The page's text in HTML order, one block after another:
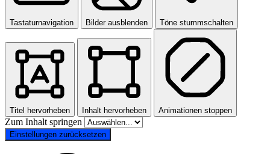
Tastaturnavigation Bilder ausblenden Töne stummschalten
Titel hervorheben Inhalt hervorheben Animationen stoppen
Zum Inhalt springen
Einstellungen zurücksetzen